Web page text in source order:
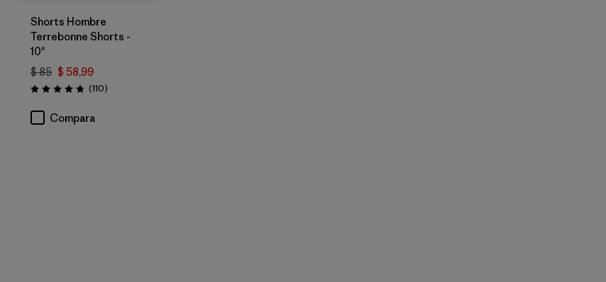
Shorts Hombre
Terrebonne Shorts -
10"
$ 85 $ 58,99
Valoración: 4.8 / 5
(110Comentarios
)
Compara